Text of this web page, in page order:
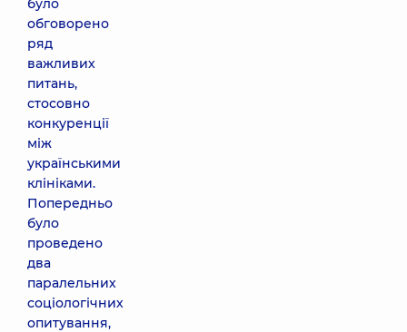
було
обговорено
ряд
важливих
питань,
стосовно
конкуренції
між
українськими
клініками.
Попередньо
було
проведено
два
паралельних
соціологічних
опитування,